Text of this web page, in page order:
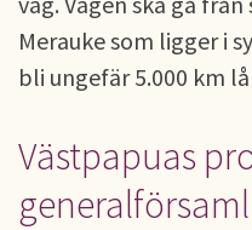
Merauke som ligger i
bli ungefär 5.000 km
Västpapuas